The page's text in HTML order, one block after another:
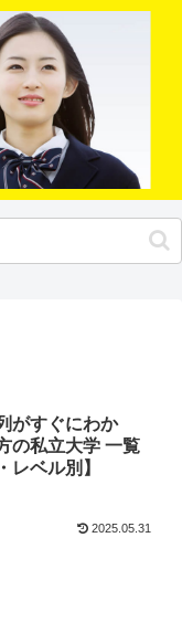
がすぐにわか
の私立大学 一覧
レベル別】
2025.05.31